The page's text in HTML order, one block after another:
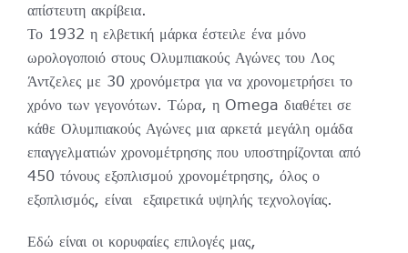
απίστευτη ακρίβεια.
Το 1932 η ελβετική μάρκα έστειλε ένα μόνο
ωρολογοποιό στους Ολυμπιακούς Αγώνες του Λος
Άντζελες με 30 χρονόμετρα για να χρονομετρήσει το
χρόνο των γεγονότων. Τώρα, η Omega διαθέτει σε
κάθε Ολυμπιακούς Αγώνες μια αρκετά μεγάλη ομάδα
επαγγελματιών χρονομέτρησης που υποστηρίζονται από
450 τόνους εξοπλισμού χρονομέτρησης, όλος ο
εξοπλισμός, είναι εξαιρετικά υψηλής τεχνολογίας.
Εδώ είναι οι κορυφαίες επιλογές μας,